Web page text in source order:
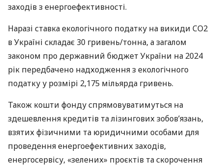
заходів з енергоефективності.
Наразі ставка екологічного податку на викиди CO2
в Україні складає 30 гривень/тонна, а загалом
законом про державний бюджет України на 2024
рік передбачено надходження з екологічного
податку у розмірі 2,175 мільярда гривень.
Також кошти фонду спрямовуватимуться на
здешевлення кредитів та лізингових зобов’язань,
взятих фізичними та юридичними особами для
проведення енергоефективних заходів,
енергосервісу, «зелених» проєктів та скорочення